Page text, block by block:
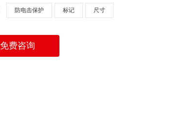
防电击保护 标记 尺寸
免费咨询